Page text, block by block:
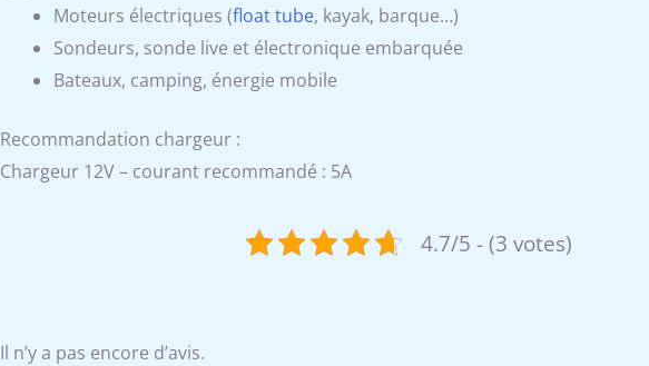
Moteurs électriques (float tube, kayak, barque…)
Sondeurs, sonde live et électronique embarquée
Bateaux, camping, énergie mobile
Recommandation chargeur :
Chargeur 12V – courant recommandé : 5A
4.7/5 - (3 votes)
Il n’y a pas encore d’avis.